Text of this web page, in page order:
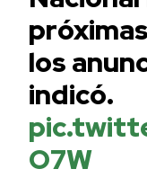
los
indicó.
O7W